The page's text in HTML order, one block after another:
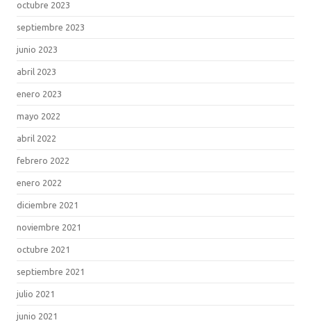
octubre 2023
septiembre 2023
junio 2023
abril 2023
enero 2023
mayo 2022
abril 2022
febrero 2022
enero 2022
diciembre 2021
noviembre 2021
octubre 2021
septiembre 2021
julio 2021
junio 2021